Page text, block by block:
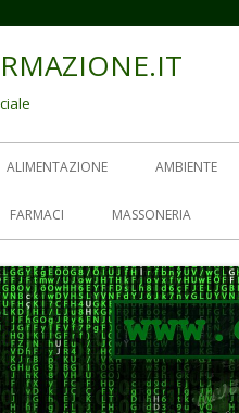
ALIMENTAZIONE AMBIENTE
FARMACI MASSONERIA